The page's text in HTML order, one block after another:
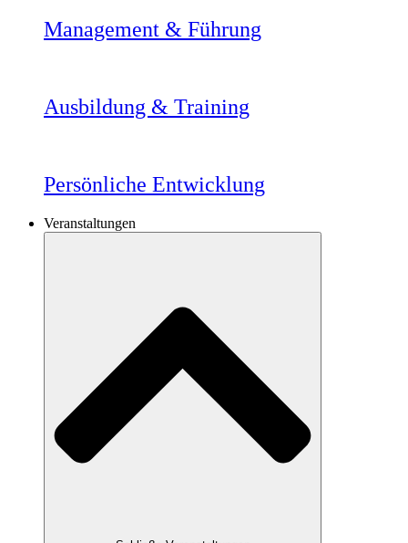
Management & Führung
Ausbildung & Training
Persönliche Entwicklung
Veranstaltungen